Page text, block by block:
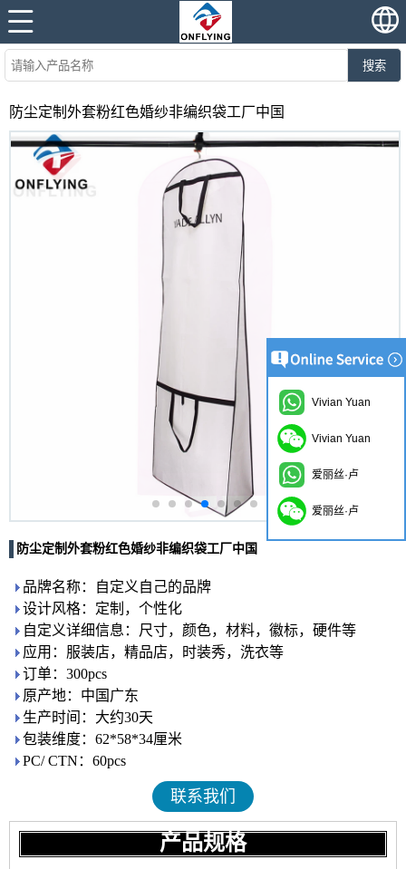
搜索
防尘定制外套粉红色婚纱非编织袋工厂中国
防尘定制外套粉红色婚纱非编织袋工厂中国
品牌名称：自定义自己的品牌
设计风格：定制，个性化
自定义详细信息：尺寸，颜色，材料，徽标，硬件等
应用：服装店，精品店，时装秀，洗衣等
订单：300pcs
原产地：中国广东
生产时间：大约30天
包装维度：62*58*34厘米
PC/ CTN：60pcs
联系我们
产品规格
Vivian Yuan
Vivian Yuan
爱丽丝·卢
爱丽丝·卢